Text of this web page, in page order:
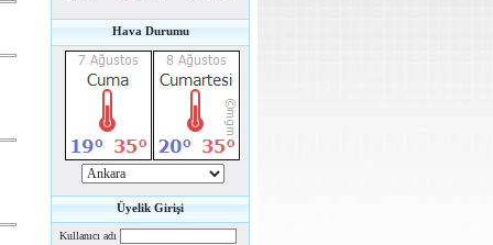
Hava Durumu
Üyelik Girişi
Kullanıcı adı